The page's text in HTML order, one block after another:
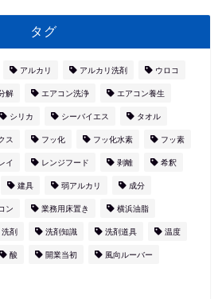
タグ
アルカリ アルカリ洗剤 ウロコ
解 エアコン洗浄 エアコン養生
シリカ シーバイエス タオル
ス フッ化 フッ化水素 フッ素
イ レンジフード 剥離 希釈
建具 弱アルカリ 成分
ン 業務用床置き 横浜油脂
洗剤 洗剤知識 洗剤道具 温度
酸 開業当初 風向ルーバー